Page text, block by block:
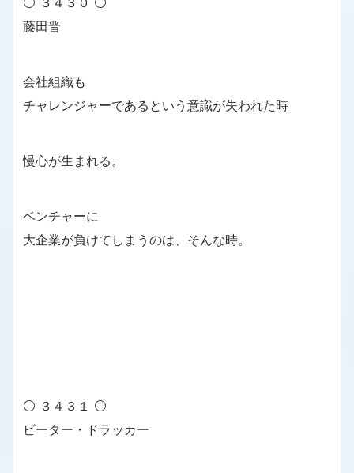
藤田晋
会社組織も
チャレンジャーであるという意識が失われた時
慢心が生まれる。
ベンチャーに
大企業が負けてしまうのは、そんな時。
⚪ ３４３１ ⚪
ビーター・ドラッカー